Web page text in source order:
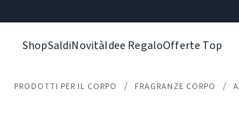
ShopSaldiNovitàIdee RegaloOfferte Top
PRODOTTI PER IL CORPO FRAGRANZE CORPO